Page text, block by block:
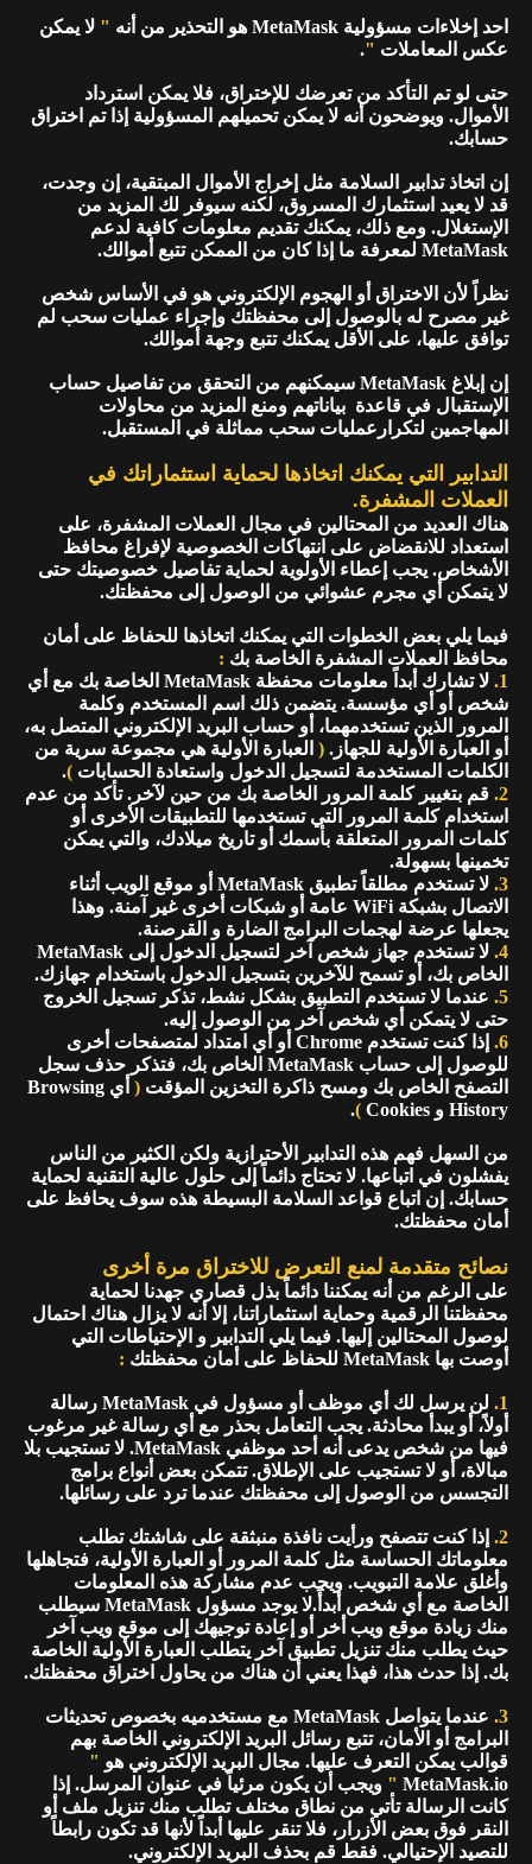
احد إخلاءات مسؤولية MetaMask هو التحذير من أنه " لا يمكن
عكس المعاملات "
.
حتى لو تم التأكد من تعرضك للإختراق، فلا يمكن استرداد
الأموال. ويوضحون أنه لا يمكن تحميلهم المسؤولية إذا تم اختراق
حسابك.
إن اتخاذ تدابير السلامة مثل إخراج الأموال المبتقية، إن وجدت،
قد لا يعيد استثمارك المسروق، لكنه سيوفر لك المزيد من
الإستغلال. ومع ذلك، يمكنك تقديم معلومات كافية لدعم
MetaMask لمعرفة ما إذا كان من الممكن تتبع أموالك.
نظراً لأن الاختراق أو الهجوم الإلكتروني هو في الأساس شخص
غير مصرح له بالوصول إلى محفظتك وإجراء عمليات سحب لم
توافق عليها، على الأقل يمكنك تتبع وجهة أموالك.
إن إبلاغ MetaMask سيمكنهم من التحقق من تفاصيل حساب
الإستقبال في قاعدة بياناتهم ومنع المزيد من محاولات
المهاجمين لتكرارعمليات سحب مماثلة في المستقبل.
التدابير التي يمكنك اتخاذها لحماية استثماراتك في
العملات المشفرة.
هناك العديد من المحتالين في مجال العملات المشفرة، على
استعداد للانقضاض على انتهاكات الخصوصية لإفراغ محافظ
الأشخاص. يجب إعطاء الأولوية لحماية تفاصيل خصوصيتك حتى
لا يتمكن أي مجرم عشوائي من الوصول إلى محفظتك.
فيما يلي بعض الخطوات التي يمكنك اتخاذها للحفاظ على أمان
محافظ العملات المشفرة الخاصة بك :
1.
لا تشارك أبداً معلومات محفظة MetaMask الخاصة بك مع أي
شخص أو أي مؤسسة. يتضمن ذلك اسم المستخدم وكلمة
المرور الذين تستخدمهما، أو حساب البريد الإلكتروني المتصل به،
أو العبارة الأولية للجهاز. ( العبارة الأولية هي مجموعة سرية من
الكلمات المستخدمة لتسجيل الدخول واستعادة الحسابات )
.
2. قم بتغيير كلمة المرور الخاصة بك من حين لآخر. تأكد من عدم
استخدام كلمة المرور التي تستخدمها للتطبيقات الأخرى أو
كلمات المرور المتعلقة بأسمك أو تاريخ ميلادك، والتي يمكن
تخمينها بسهولة.
3.
لا تستخدم مطلقاً تطبيق MetaMask أو موقع الويب أثناء
الاتصال بشبكة WiFi عامة أو شبكات أخرى غير آمنة. وهذا
يجعلها عرضة لهجمات البرامج الضارة و القرصنة.
4.
لا تستخدم جهاز شخص آخر لتسجيل الدخول إلى MetaMask
الخاص بك، أو تسمح للآخرين بتسجيل الدخول باستخدام جهازك.
5. عندما لا تستخدم التطبيق بشكل نشط، تذكر تسجيل الخروج
حتى لا يتمكن أي شخص آخر من الوصول إليه.
6.
إذا كنت تستخدم Chrome أو أي امتداد لمتصفحات أخرى
للوصول إلى حساب MetaMask الخاص بك، فتذكر حذف سجل
التصفح الخاص بك ومسح ذاكرة التخزين المؤقت (
أي Browsing
History و Cookies
)
.
من السهل فهم هذه التدابير الأحترازية ولكن الكثير من الناس
يفشلون في اتباعها. لا تحتاج دائماً إلى حلول عالية التقنية لحماية
حسابك. إن اتباع قواعد السلامة البسيطة هذه سوف يحافظ على
أمان محفظتك.
نصائح متقدمة لمنع التعرض للاختراق مرة أخرى
على الرغم من أنه يمكننا دائماً بذل قصاري جهدنا لحماية
محفظتنا الرقمية وحماية استثماراتنا، إلا أنه لا يزال هناك احتمال
لوصول المحتالين إليها. فيما يلي التدابير و الإحتياطات التي
أوصت بها MetaMask للحفاظ على أمان محفظتك
:
1.
لن يرسل لك أي موظف أو مسؤول في MetaMask رسالة
أولاً، أو يبدأ محادثة. يجب التعامل بحذر مع أي رسالة غير مرغوب
فيها من شخص يدعى أنه أحد موظفي MetaMask. لا تستجيب بلا
مبالاة، أو لا تستجيب على الإطلاق. تتمكن بعض أنواع برامج
التجسس من الوصول إلى محفظتك عندما ترد على رسائلها.
2.
إذا كنت تتصفح ورأيت نافذة منبثقة على شاشتك تطلب
معلوماتك الحساسة مثل كلمة المرور أو العبارة الأولية، فتجاهلها
وأغلق علامة التبويب. ويجب عدم مشاركة هذه المعلومات
الخاصة مع أي شخص أبدأً.لا يوجد مسؤول MetaMask سيطلب
منك زيادة موقع ويب أخر أو إعادة توجيهك إلى موقع ويب آخر
حيث يطلب منك تنزيل تطبيق آخر يتطلب العبارة الأولية الخاصة
بك. إذا حدث هذا، فهذا يعني أن هناك من يحاول اختراق محفظتك.
3.
عندما يتواصل MetaMask مع مستخدميه بخصوص تحديثات
البرامج أو الأمان، تتبع رسائل البريد الإلكتروني الخاصة بهم
قوالب يمكن التعرف عليها. مجال البريد الإلكتروني هو "
MetaMask.io
" ويجب أن يكون مرئياً في عنوان المرسل. إذا
كانت الرسالة تأتي من نطاق مختلف تطلب منك تنزيل ملف أو
النقر فوق بعض الأزرار، فلا تنقر عليها أبداً لأنها قد تكون رابطاً
للتصيد الإحتيالي. فقط قم بحذف البريد الإلكتروني.